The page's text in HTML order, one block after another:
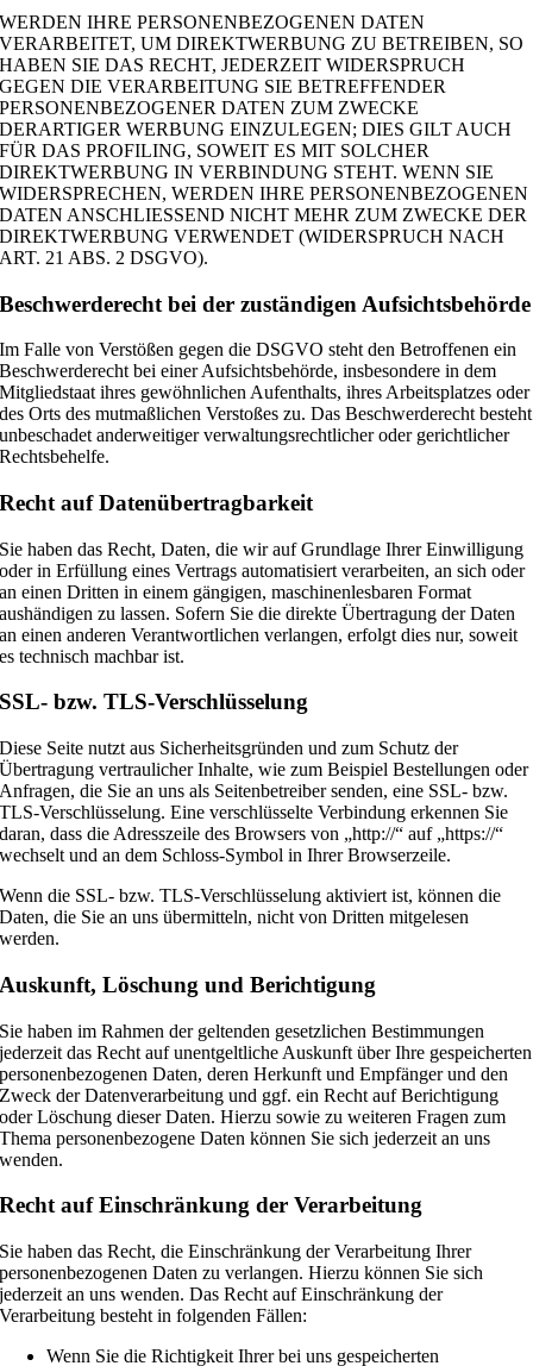
WERDEN IHRE PERSONENBEZOGENEN DATEN
VERARBEITET, UM DIREKTWERBUNG ZU BETREIBEN, SO
HABEN SIE DAS RECHT, JEDERZEIT WIDERSPRUCH
GEGEN DIE VERARBEITUNG SIE BETREFFENDER
PERSONENBEZOGENER DATEN ZUM ZWECKE
DERARTIGER WERBUNG EINZULEGEN; DIES GILT AUCH
FÜR DAS PROFILING, SOWEIT ES MIT SOLCHER
DIREKTWERBUNG IN VERBINDUNG STEHT. WENN SIE
WIDERSPRECHEN, WERDEN IHRE PERSONENBEZOGENEN
DATEN ANSCHLIESSEND NICHT MEHR ZUM ZWECKE DER
DIREKTWERBUNG VERWENDET (WIDERSPRUCH NACH
ART. 21 ABS. 2 DSGVO).
Beschwerde­recht bei der zuständigen Aufsichts­behörde
Im Falle von Verstößen gegen die DSGVO steht den Betroffenen ein
Beschwerderecht bei einer Aufsichtsbehörde, insbesondere in dem
Mitgliedstaat ihres gewöhnlichen Aufenthalts, ihres Arbeitsplatzes oder
des Orts des mutmaßlichen Verstoßes zu. Das Beschwerderecht besteht
unbeschadet anderweitiger verwaltungsrechtlicher oder gerichtlicher
Rechtsbehelfe.
Recht auf Daten­übertrag­barkeit
Sie haben das Recht, Daten, die wir auf Grundlage Ihrer Einwilligung
oder in Erfüllung eines Vertrags automatisiert verarbeiten, an sich oder
an einen Dritten in einem gängigen, maschinenlesbaren Format
aushändigen zu lassen. Sofern Sie die direkte Übertragung der Daten
an einen anderen Verantwortlichen verlangen, erfolgt dies nur, soweit
es technisch machbar ist.
SSL- bzw. TLS-Verschlüsselung
Diese Seite nutzt aus Sicherheitsgründen und zum Schutz der
Übertragung vertraulicher Inhalte, wie zum Beispiel Bestellungen oder
Anfragen, die Sie an uns als Seitenbetreiber senden, eine SSL- bzw.
TLS-Verschlüsselung. Eine verschlüsselte Verbindung erkennen Sie
daran, dass die Adresszeile des Browsers von „http://“ auf „https://“
wechselt und an dem Schloss-Symbol in Ihrer Browserzeile.
Wenn die SSL- bzw. TLS-Verschlüsselung aktiviert ist, können die
Daten, die Sie an uns übermitteln, nicht von Dritten mitgelesen
werden.
Auskunft, Löschung und Berichtigung
Sie haben im Rahmen der geltenden gesetzlichen Bestimmungen
jederzeit das Recht auf unentgeltliche Auskunft über Ihre gespeicherten
personenbezogenen Daten, deren Herkunft und Empfänger und den
Zweck der Datenverarbeitung und ggf. ein Recht auf Berichtigung
oder Löschung dieser Daten. Hierzu sowie zu weiteren Fragen zum
Thema personenbezogene Daten können Sie sich jederzeit an uns
wenden.
Recht auf Einschränkung der Verarbeitung
Sie haben das Recht, die Einschränkung der Verarbeitung Ihrer
personenbezogenen Daten zu verlangen. Hierzu können Sie sich
jederzeit an uns wenden. Das Recht auf Einschränkung der
Verarbeitung besteht in folgenden Fällen:
Wenn Sie die Richtigkeit Ihrer bei uns gespeicherten